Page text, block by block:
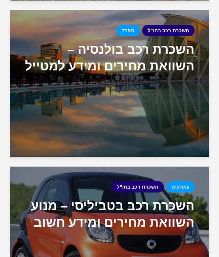
השכרת רכב בחו"ל ספרד
השכרת רכב בולנסיה –
השוואת מחירים ומידע למטייל
גאורגיה השכרת רכב בחו"ל
השכרת רכב בטביליסי – מנוע
השוואת מחירים ומידע חשוב